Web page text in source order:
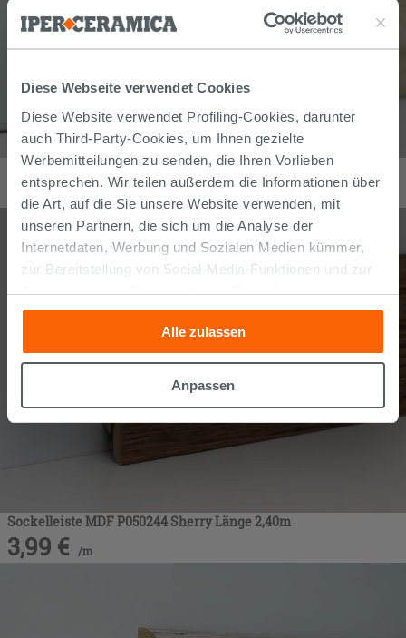
Diese Webseite verwendet Cookies
Diese Website verwendet Profiling-Cookies, darunter
auch Third-Party-Cookies, um Ihnen gezielte
Werbemitteilungen zu senden, die Ihren Vorlieben
entsprechen. Wir teilen außerdem die Informationen über
die Art, auf die Sie unsere Website verwenden, mit
unseren Partnern, die sich um die Analyse der
Internetdaten, Werbung und Sozialen Medien kümmer,
zur Bereitstellung von Social-Media-Funktionen und zur
Analyse unseres Datenverkehrs. Diese könnten sie mit
anderen Informationen, die Sie ihnen geliefert haben oder
die sie aufgrund Ihrer Verwendung ihrer Dienste
gesammelt haben, kombinieren. Falls Sie mehr wissen
möchten oder Ihre Zustimmung zu allen oder einigen
Zustimmung kann durch Klicken auf die Schaltfläche
„Cookies akzeptieren“ gegeben werden. Wenn Sie auf
die Schaltfläche "X" klicken, können Sie das Surfen erst
Alle zulassen
Anpassen
Sockelleiste MDF Eiche gebleicht Länge 2,40m
3,99€ m
Sockelleiste MDF P050244 Sherry Länge 2,40m
3,99 € /m